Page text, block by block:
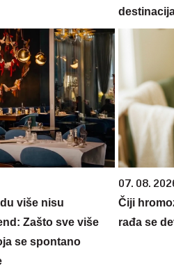
više nisu
Zašto sve više
se spontano
07. 08.
Čiji
rađa se